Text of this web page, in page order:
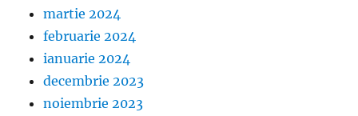
martie 2024
februarie 2024
ianuarie 2024
decembrie 2023
noiembrie 2023